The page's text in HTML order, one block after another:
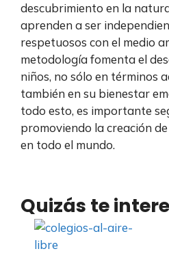
descubrimiento en la
aprenden a ser
respetuosos con el medio
metodología fomenta el
niños, no sólo en términos
también en su bienestar
todo esto, es importante
promoviendo la creación
en todo el mundo.
Quizás te